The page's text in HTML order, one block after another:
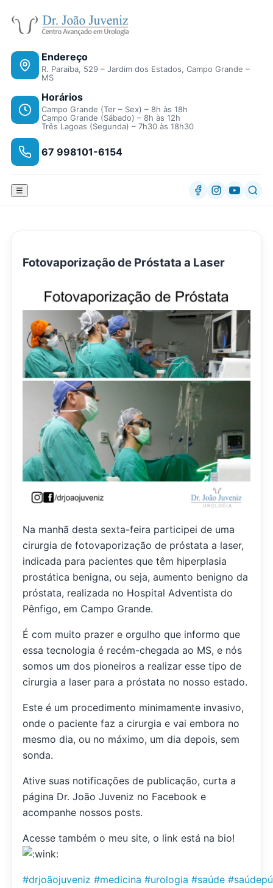
Endereço
R. Paraíba, 529 – Jardim dos Estados, Campo Grande –
MS
Horários
Campo Grande (Ter – Sex) – 8h às 18h
Campo Grande (Sábado) – 8h às 12h
Três Lagoas (Segunda) – 7h30 às 18h30
67 998101-6154
☰
Fotovaporização de Próstata a Laser
Na manhã desta sexta-feira participei de uma
cirurgia de fotovaporização de próstata a laser,
indicada para pacientes que têm hiperplasia
prostática benigna, ou seja, aumento benigno da
próstata, realizada no Hospital Adventista do
Pênfigo, em Campo Grande.
É com muito prazer e orgulho que informo que
essa tecnologia é recém-chegada ao MS, e nós
somos um dos pioneiros a realizar esse tipo de
cirurgia a laser para a próstata no nosso estado.
Este é um procedimento minimamente invasivo,
onde o paciente faz a cirurgia e vai embora no
mesmo dia, ou no máximo, um dia depois, sem
sonda.
Ative suas notificações de publicação, curta a
página Dr. João Juveniz no Facebook e
acompanhe nossos posts.
Acesse também o meu site, o link está na bio!
#drjoãojuveniz #medicina #urologia #saúde